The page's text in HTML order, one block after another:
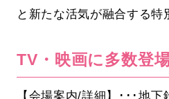
と新たな活気が融合する特
TV・映画に多数登
【会場案内/詳細】･･･地